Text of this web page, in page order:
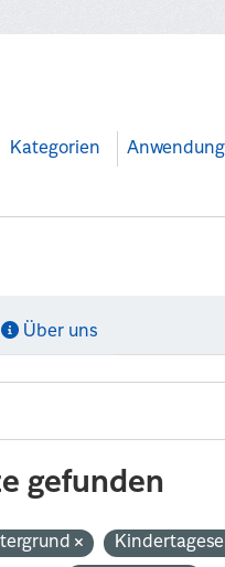
Kategorien
Über uns
gefunden